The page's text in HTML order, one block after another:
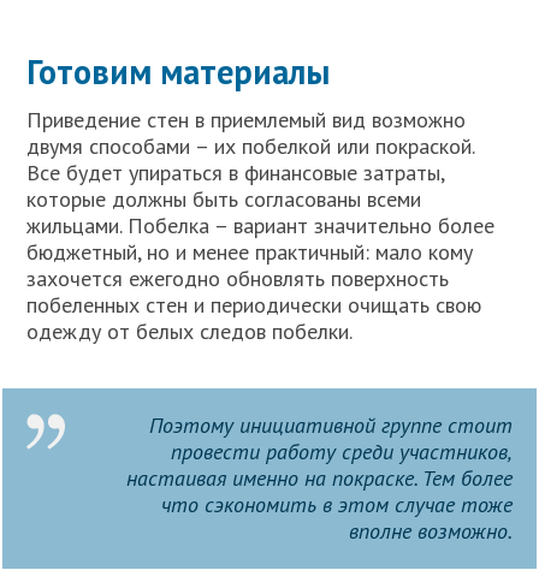
Готовим материалы
Приведение стен в приемлемый вид возможно
двумя способами – их побелкой или покраской.
Все будет упираться в финансовые затраты,
которые должны быть согласованы всеми
жильцами. Побелка – вариант значительно более
бюджетный, но и менее практичный: мало кому
захочется ежегодно обновлять поверхность
побеленных стен и периодически очищать свою
одежду от белых следов побелки.
Поэтому инициативной группе стоит
провести работу среди участников,
настаивая именно на покраске. Тем более
что сэкономить в этом случае тоже
вполне возможно.